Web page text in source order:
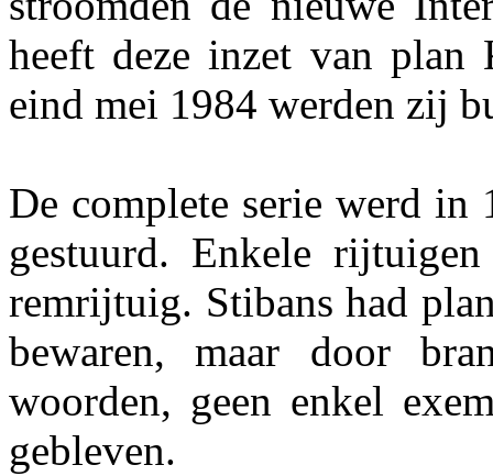
heeft deze inzet van
eind mei 1984 werden zij
De complete serie werd in
gestuurd. Enkele
remrijtuig. Stibans had
bewaren, maar door
woorden, geen enkel
gebleven.